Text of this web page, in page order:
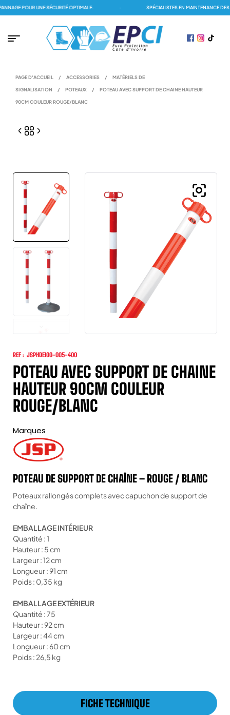
POUR UNE SÉCURITÉ OPTIMALE. SPÉCIALISTES EN MAINTENANCE DES
PAGE D'ACCUEIL / ACCESSORIES / MATÉRIELS DE
SIGNALISATION / POTEAUX / POTEAU AVEC SUPPORT DE CHAINE HAUTEUR
90CM COULEUR ROUGE/BLANC
REF : JSPHDE100-005-400
POTEAU AVEC SUPPORT DE CHAINE
HAUTEUR 90CM COULEUR
ROUGE/BLANC
Marques
POTEAU DE SUPPORT DE CHAÎNE – ROUGE / BLANC
Poteaux rallongés complets avec capuchon de support de
chaîne.
EMBALLAGE INTÉRIEUR
Quantité : 1
Hauteur : 5 cm
Largeur : 12 cm
Longueur : 91 cm
Poids : 0,35 kg
EMBALLAGE EXTÉRIEUR
Quantité : 75
Hauteur : 92 cm
Largeur : 44 cm
Longueur : 60 cm
Poids : 26,5 kg
FICHE TECHNIQUE